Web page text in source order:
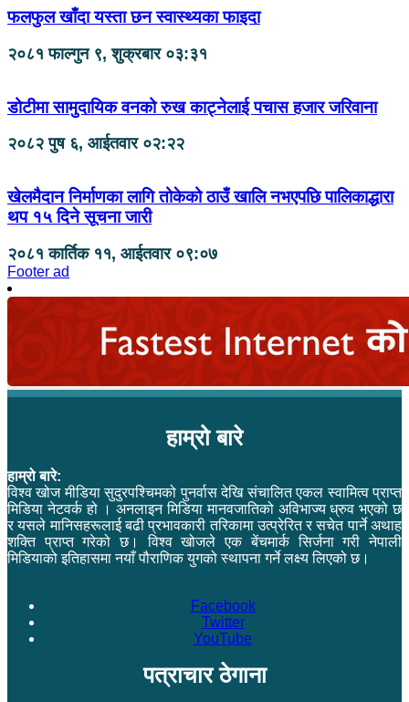
फलफुल खाँदा यस्ता छन स्वास्थ्यका फाइदा
२०८१ फाल्गुन ९, शुक्रबार ०३:३१
डोटीमा सामुदायिक वनको रुख काट्नेलाई पचास हजार जरिवाना
२०८२ पुष ६, आईतवार ०२:२२
खेलमैदान निर्माणका लागि तोकेको ठाउँ खालि नभएपछि पालिकाद्धारा
थप १५ दिने सूचना जारी
२०८१ कार्तिक ११, आईतवार ०९:०७
Footer ad
हाम्रो बारे
हाम्रो बारे:
विश्व खोज मीडिया सुदुरपश्चिमको पुनर्वास देखि संचालित एकल स्वामित्व प्राप्त
मिडिया नेटवर्क हो । अनलाइन मिडिया मानवजातिको अविभाज्य ध्रुव भएको छ
र यसले मानिसहरूलाई बढी प्रभावकारी तरिकामा उत्प्रेरित र सचेत पार्ने अथाह
शक्ति प्राप्त गरेको छ। विश्व खोजले एक बेंचमार्क सिर्जना गरी नेपाली
मिडियाको इतिहासमा नयाँ पौराणिक युगको स्थापना गर्ने लक्ष्य लिएको छ।
Facebook
Twitter
YouTube
पत्राचार ठेगाना